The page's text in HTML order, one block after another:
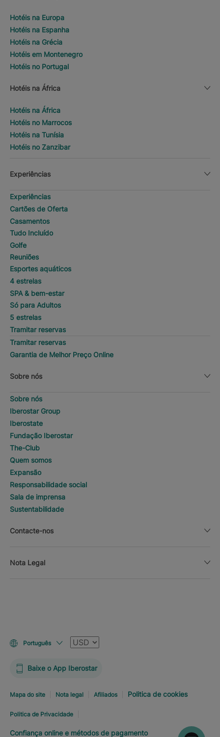
Hotéis na Europa
Hotéis na Espanha
Hotéis na Grécia
Hotéis em Montenegro
Hotéis no Portugal
Hotéis na África
Hotéis na África
Hotéis no Marrocos
Hotéis na Tunísia
Hotéis no Zanzibar
Experiências
Experiências
Cartões de Oferta
Casamentos
Tudo Incluído
Golfe
Reuniões
Esportes aquáticos
4 estrelas
SPA & bem-estar
Só para Adultos
5 estrelas
Tramitar reservas
Tramitar reservas
Garantia de Melhor Preço Online
Sobre nós
Sobre nós
Iberostar Group
Iberostate
Fundação Iberostar
The-Club
Quem somos
Expansão
Responsabilidade social
Sala de imprensa
Sustentabilidade
Contacte-nos
Nota Legal
Português Moeda
Baixe o App Iberostar
Mapa do site Nota legal Afiliados Politica de cookies
Politica de Privacidade
Confiança online e métodos de pagamento